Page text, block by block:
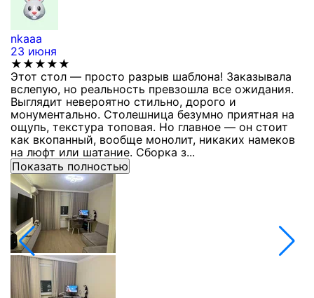
nkaaa
23 июня
★★★★★
Этот стол — просто разрыв шаблона! Заказывала
вслепую, но реальность превзошла все ожидания.
Выглядит невероятно стильно, дорого и
монументально. Столешница безумно приятная на
ощупь, текстура топовая. Но главное — он стоит
как вкопанный, вообще монолит, никаких намеков
на люфт или шатание. Сборка з...
Показать полностью